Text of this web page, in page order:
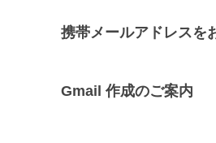
携帯メールアドレスを
Gmail 作成のご案内